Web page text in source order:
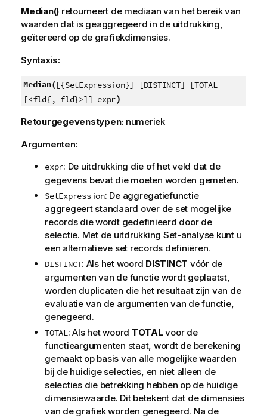
Median() retourneert de mediaan van het bereik van
waarden dat is geaggregeerd in de uitdrukking,
geïtereerd op de grafiekdimensies.
Syntaxis:
Median([{SetExpression}] [DISTINCT] [TOTAL
[<fld{, fld}>]] expr)
Retourgegevenstypen: numeriek
Argumenten:
expr: De uitdrukking die of het veld dat de
gegevens bevat die moeten worden gemeten.
SetExpression: De aggregatiefunctie
aggregeert standaard over de set mogelijke
records die wordt gedefinieerd door de
selectie. Met de uitdrukking Set-analyse kunt u
een alternatieve set records definiëren.
DISTINCT: Als het woord DISTINCT vóór de
argumenten van de functie wordt geplaatst,
worden duplicaten die het resultaat zijn van de
evaluatie van de argumenten van de functie,
genegeerd.
TOTAL: Als het woord TOTAL voor de
functieargumenten staat, wordt de berekening
gemaakt op basis van alle mogelijke waarden
bij de huidige selecties, en niet alleen de
selecties die betrekking hebben op de huidige
dimensiewaarde. Dit betekent dat de dimensies
van de grafiek worden genegeerd. Na de